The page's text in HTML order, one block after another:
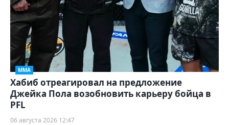
ММА
Хабиб отреагировал на предложение
Джейка Пола возобновить карьеру бойца в
PFL
06 августа 2026 12:47